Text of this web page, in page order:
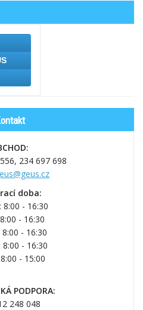
234 697 698
doba:
8:00 - 16:30
- 16:30
- 16:30
8:00 - 16:30
- 15:00
PODPORA:
248 048